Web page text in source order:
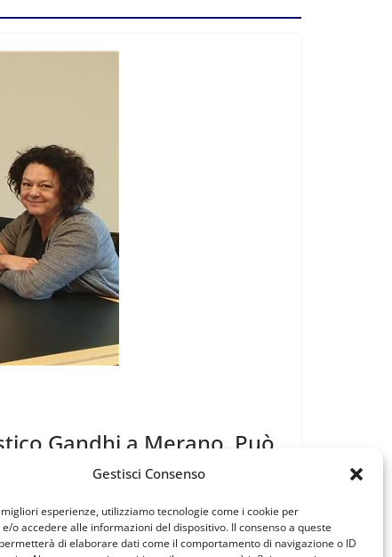
Gestisci Consenso
esperienze, utilizziamo tecnologie come i cookie per
o accedere alle informazioni del dispositivo. Il consenso a queste
di elaborare dati come il comportamento di navigazione o ID
Gandhi a Merano. Può
e vantaggiosa”
38 a Merano, sede di scuole superiori